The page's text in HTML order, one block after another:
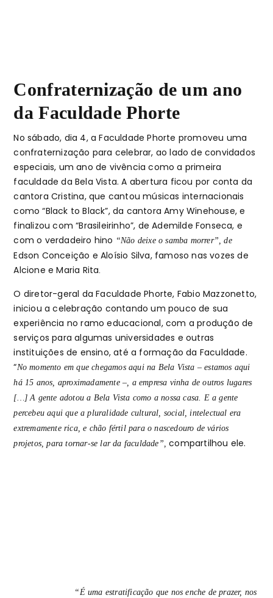
Confraternização de um ano
da Faculdade Phorte
No sábado, dia 4, a Faculdade Phorte promoveu uma
confraternização para celebrar, ao lado de convidados
especiais, um ano de vivência como a primeira
faculdade da Bela Vista. A abertura ficou por conta da
cantora Cristina, que cantou músicas internacionais
como “Black to Black”, da cantora Amy Winehouse, e
finalizou com “Brasileirinho”, de Ademilde Fonseca, e
com o verdadeiro hino “Não deixe o samba morrer”, de
Edson Conceição e Aloísio Silva, famoso nas vozes de
Alcione e Maria Rita.
O diretor-geral da Faculdade Phorte, Fabio Mazzonetto,
iniciou a celebração contando um pouco de sua
experiência no ramo educacional, com a produção de
serviços para algumas universidades e outras
instituições de ensino, até a formação da Faculdade.
“No momento em que chegamos aqui na Bela Vista – estamos aqui
há 15 anos, aproximadamente –, a empresa vinha de outros lugares
[…] A gente adotou a Bela Vista como a nossa casa. E a gente
percebeu aqui que a pluralidade cultural, social, intelectual era
extremamente rica, e chão fértil para o nascedouro de vários
projetos, para tornar-se lar da faculdade”,compartilhou ele.
“É uma estratificação que nos enche de prazer, nos